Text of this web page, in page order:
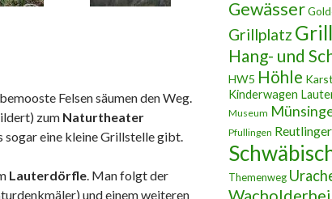
Felsen säumen den Weg.
zum Naturtheater
sogar eine kleine Grillstelle gibt.
Lauterdörfle. Man folgt der
und einem weiteren
Gewässer
Grillplatz
Hang- und
HW5 Höhle Karst
Kinderwagen
Museum
Pfullingen
Themenweg